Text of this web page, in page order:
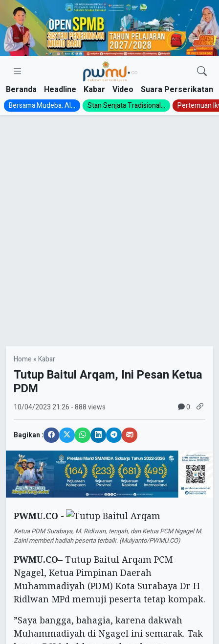
Skip
content
Beranda Headline Kabar Video Suara Perserikatan
Bersama Mudeba, Al... Stan Senjata Tradisional... Pertemuan
Home »Kabar
Tutup Baitul Arqam, Ini Pesan Ketua
PDM
10/04/202321:26 - 888 views 0
Bagikan :
PWMU.CO -
Ketua PDM Surabaya, M. Ridlwan, tengah, dan Ketua PCM Ngagel M.
Zaini memberi hadiah peserta terbaik. (Mulyanto/PWMU.CO)
PWMU.CO– Tutup Baitul Arqam PCM
Ngagel, Ketua Pimpinan Daerah
Muhammadiyah (PDM) Kota Surabaya Dr H
Ridlwan MPd memuji peserta tetap kompak.
”Saya bangga, bahagia, karena dakwah
Muhammadiyah di Ngagel ini semarak. Tak